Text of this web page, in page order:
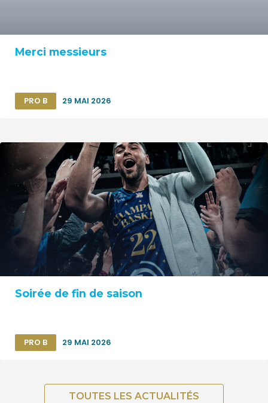
Merci messieurs
PRO B 29 MAI 2026
Soirée de fin de saison
PRO B 29 MAI 2026
TOUTES LES ACTUALITÉS